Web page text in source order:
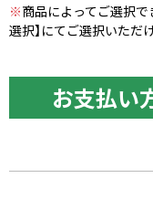
※商品によってご選択で
選択】にてご選択いただ
お支払い